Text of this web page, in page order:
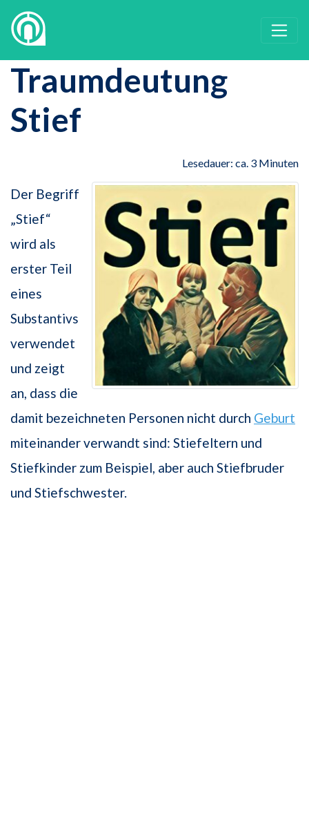
Traumdeutung
Stief
Lesedauer: ca. 3 Minuten
Der Begriff
„Stief“
wird als
erster Teil
eines
Substantivs
verwendet
und zeigt
an, dass die
damit bezeichneten Personen nicht durch Geburt
miteinander verwandt sind: Stiefeltern und
Stiefkinder zum Beispiel, aber auch Stiefbruder
und Stiefschwester.